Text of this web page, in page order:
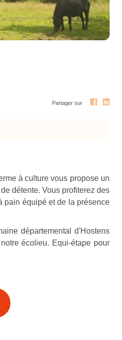
Partager sur
à culture vous propose un
détente. Vous profiterez des
pain équipé et de la présence
départemental d'Hostens
écolieu. Equi-étape pour